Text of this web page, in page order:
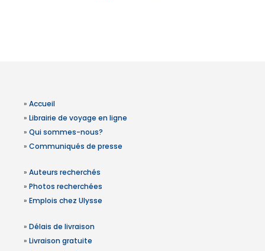
» Accueil
» Librairie de voyage en ligne
» Qui sommes-nous?
» Communiqués de presse
» Auteurs recherchés
» Photos recherchées
» Emplois chez Ulysse
» Délais de livraison
» Livraison gratuite